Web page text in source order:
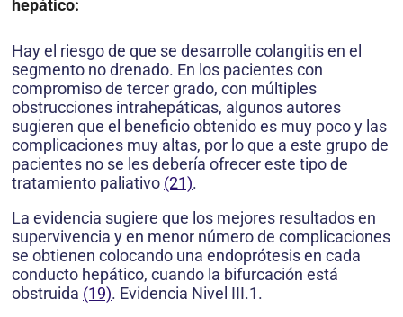
hepático:
Hay el riesgo de que se desarrolle colangitis en el
segmento no drenado. En los pacientes con
compromiso de tercer grado, con múltiples
obstrucciones intrahepáticas, algunos autores
sugieren que el beneficio obtenido es muy poco y las
complicaciones muy altas, por lo que a este grupo de
pacientes no se les debería ofrecer este tipo de
tratamiento paliativo (21).
La evidencia sugiere que los mejores resultados en
supervivencia y en menor número de complicaciones
se obtienen colocando una endoprótesis en cada
conducto hepático, cuando la bifurcación está
obstruida (19). Evidencia Nivel III.1.